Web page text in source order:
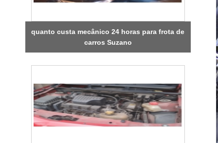
quanto custa mecânico 24 horas para frota de
carros Suzano